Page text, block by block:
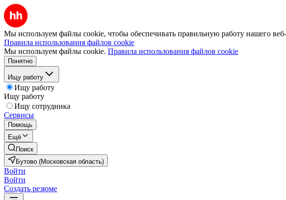
Мы используем файлы cookie, чтобы обеспечивать правильную работу нашего веб-
Правила использования файлов cookie
Мы используем файлы cookie. Правила использования файлов cookie
Понятно
Ищу работу
Ищу работу
Ищу работу
Ищу сотрудника
Сервисы
Помощь
Ещё
Поиск
Бутово (Московская область)
Войти
Войти
Создать резюме